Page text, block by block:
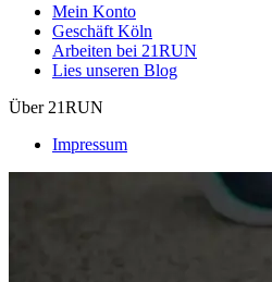
Mein Konto
Geschäft Köln
Arbeiten bei 21RUN
Lies unseren Blog
Über 21RUN
Impressum